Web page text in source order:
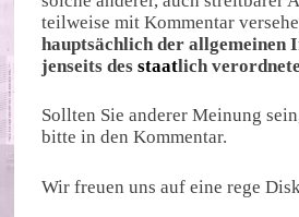
teilweise mit Kommentar
hauptsächlich der allgemeinen
jenseits desstaatlich
Sollten Sie anderer Meinung
bitte in den Kommentar.
Wir freuen uns auf eine rege